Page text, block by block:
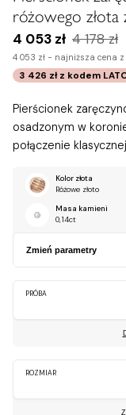
różowego
4 053 zł 4 178 zł
4 053 zł - najniższa cena
3 426 zł z kodem
Pierścionek
osadzonym w
połączenie
Kolor złota
Różowe złoto
Masa kamieni
0,14ct
Zmień parametry
PRÓBA
ROZMIAR